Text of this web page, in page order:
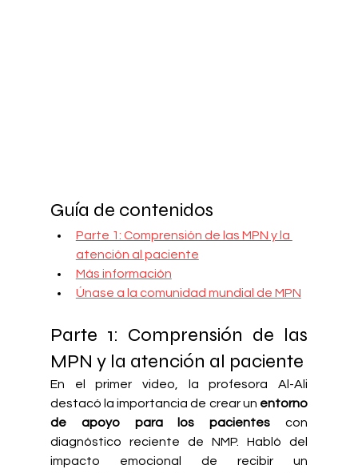
Guía de contenidos
Parte 1: Comprensión de las MPN y la
atención al paciente
Más información
Únase a la comunidad mundial de MPN
Parte 1: Comprensión de las
MPN y la atención al paciente
En el primer video, la profesora Al-Ali
destacó la importancia de crear un entorno
de apoyo para los pacientes
con
diagnóstico reciente de NMP. Habló del
impacto emocional de recibir un